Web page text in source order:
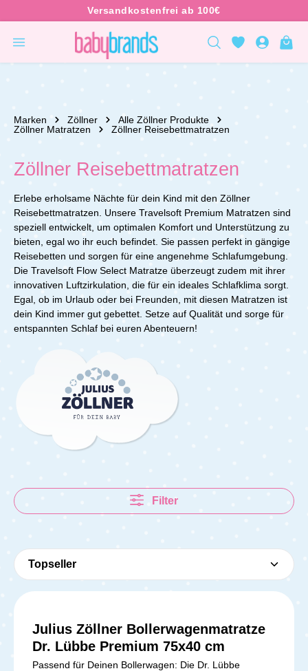
Marken Zöllner
Alle Zöllner Produkte
Zöllner Matratzen
Zöllner Reisebettmatratzen
Zöllner Reisebettmatratzen
Erlebe erholsame Nächte für dein Kind mit den Zöllner
Reisebettmatratzen. Unsere Travelsoft Premium Matratzen sind
speziell entwickelt, um optimalen Komfort und Unterstützung zu
bieten, egal wo ihr euch befindet. Sie passen perfekt in gängige
Reisebetten und sorgen für eine angenehme Schlafumgebung.
Die Travelsoft Flow Select Matratze überzeugt zudem mit ihrer
innovativen Luftzirkulation, die für ein ideales Schlafklima sorgt.
Egal, ob im Urlaub oder bei Freunden, mit diesen Matratzen ist
dein Kind immer gut gebettet. Setze auf Qualität und sorge für
entspannten Schlaf bei euren Abenteuern!
Filter
Julius Zöllner Bollerwagenmatratze
Dr. Lübbe Premium 75x40 cm
Passend für Deinen Bollerwagen: Die Dr. Lübbe